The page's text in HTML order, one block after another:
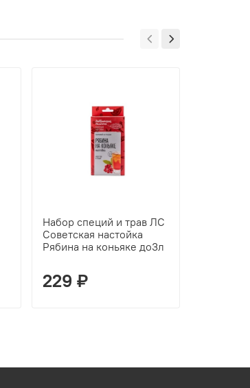
Набор специй и трав ЛС
Советская настойка
Рябина на коньяке до3л
229 ₽